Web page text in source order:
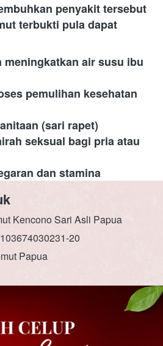
penyakit tersebut
terbukti pula dapat
meningkatkan air susu ibu
pemulihan kesehatan
(sari rapet)
seksual bagi pria atau
dan stamina
Kencono Sari Asli Papua
20
Papua